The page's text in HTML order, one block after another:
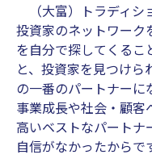
（大富）トラディシ
投資家のネットワーク
を自分で探してくるこ
と、投資家を見つけ
の一番のパートナーに
事業成長や社会・顧客
高いベストなパートナ
自信がなかったからで